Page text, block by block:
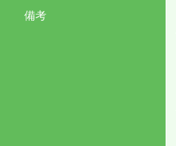
備考